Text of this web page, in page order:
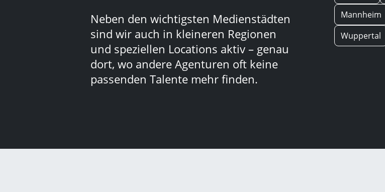
Neben den wichtigsten Medienstädten
sind wir auch in kleineren Regionen
und speziellen Locations aktiv – genau
dort, wo andere Agenturen oft keine
passenden Talente mehr finden.
Mannheim
Wuppertal